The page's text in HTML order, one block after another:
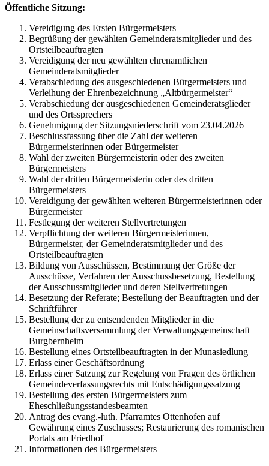
Öffentliche Sitzung:
Vereidigung des Ersten Bürgermeisters
Begrüßung der gewählten Gemeinderatsmitglieder und des
Ortsteilbeauftragten
Vereidigung der neu gewählten ehrenamtlichen
Gemeinderatsmitglieder
Verabschiedung des ausgeschiedenen Bürgermeisters und
Verleihung der Ehrenbezeichnung „Altbürgermeister“
Verabschiedung der ausgeschiedenen Gemeinderatsglieder
und des Ortssprechers
Genehmigung der Sitzungsniederschrift vom 23.04.2026
Beschlussfassung über die Zahl der weiteren
Bürgermeisterinnen oder Bürgermeister
Wahl der zweiten Bürgermeisterin oder des zweiten
Bürgermeisters
Wahl der dritten Bürgermeisterin oder des dritten
Bürgermeisters
Vereidigung der gewählten weiteren Bürgermeisterinnen oder
Bürgermeister
Festlegung der weiteren Stellvertretungen
Verpflichtung der weiteren Bürgermeisterinnen,
Bürgermeister, der Gemeinderatsmitglieder und des
Ortsteilbeauftragten
Bildung von Ausschüssen, Bestimmung der Größe der
Ausschüsse, Verfahren der Ausschussbesetzung, Bestellung
der Ausschussmitglieder und deren Stellvertretungen
Besetzung der Referate; Bestellung der Beauftragten und der
Schriftführer
Bestellung der zu entsendenden Mitglieder in die
Gemeinschaftsversammlung der Verwaltungsgemeinschaft
Burgbernheim
Bestellung eines Ortsteilbeauftragten in der Munasiedlung
Erlass einer Geschäftsordnung
Erlass einer Satzung zur Regelung von Fragen des örtlichen
Gemeindeverfassungsrechts mit Entschädigungssatzung
Bestellung des ersten Bürgermeisters zum
Eheschließungsstandesbeamten
Antrag des evang.-luth. Pfarramtes Ottenhofen auf
Gewährung eines Zuschusses; Restaurierung des romanischen
Portals am Friedhof
Informationen des Bürgermeisters